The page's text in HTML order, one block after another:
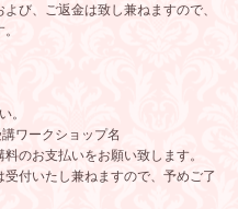
び、ご返金は致し兼ねますので、
。
ークショップ名
のお支払いをお願い致します。
付いたし兼ねますので、予めご了